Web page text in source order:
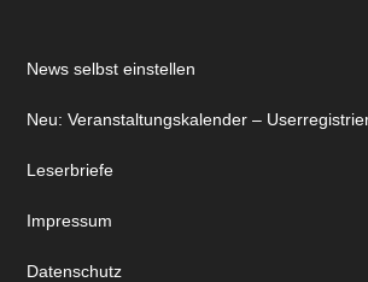
News selbst einstellen
Neu: Veranstaltungskalender –
Leserbriefe
Impressum
Datenschutz